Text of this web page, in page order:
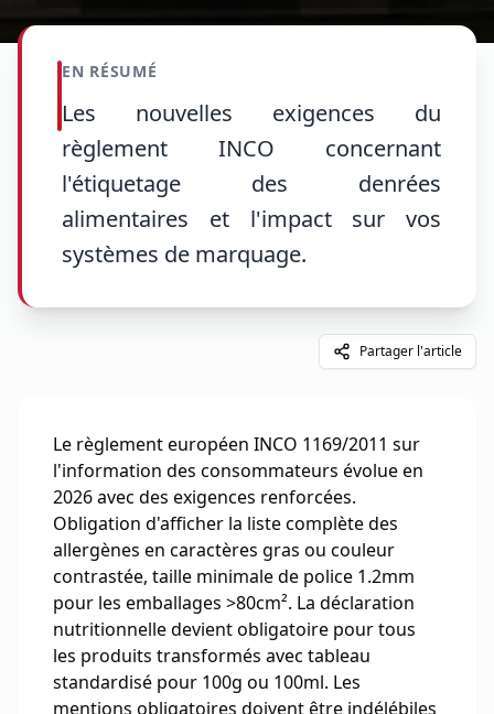
EN RÉSUMÉ
Les nouvelles exigences du
règlement INCO concernant
l'étiquetage des denrées
alimentaires et l'impact sur vos
systèmes de marquage.
Partager l'article
Le règlement européen INCO 1169/2011 sur
l'information des consommateurs évolue en
2026 avec des exigences renforcées.
Obligation d'afficher la liste complète des
allergènes en caractères gras ou couleur
contrastée, taille minimale de police 1.2mm
pour les emballages >80cm². La déclaration
nutritionnelle devient obligatoire pour tous
les produits transformés avec tableau
standardisé pour 100g ou 100ml. Les
mentions obligatoires doivent être indélébiles